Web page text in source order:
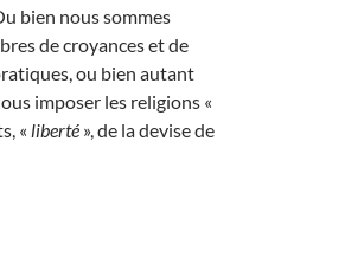
bien nous sommes
de croyances et de
ou bien autant
imposer les religions «
« liberté », de la devise de